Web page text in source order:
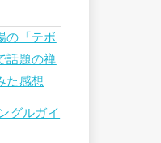
の「テボ
話題の禅
た感想
グルガイ